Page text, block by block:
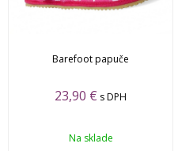
Barefoot papuče
23,90 € s DPH
Na sklade